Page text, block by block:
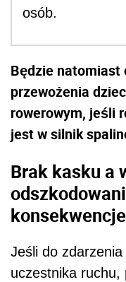
osób.
Będzie natomiast
przewożenia
rowerowym, jeśli
jest w silnik
Brak kasku a
Jeśli do zdarzenia
uczestnika ruchu,